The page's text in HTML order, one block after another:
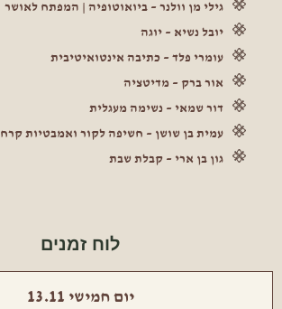
גילי מן וולנר – ביואוטופיה | המפתח לאושר
יובל נשיא – יוגה
עומרי פלד – כתיבה אינטואיטיבית
אור ברק – מדיטציה
דור שמאי – נשימה מעגלית
עמית בן שושן – חשיפה לקור ואמבטיות קרח
גון בן ארי – קבלת שבת
לוח זמנים
יום חמישי 13.11